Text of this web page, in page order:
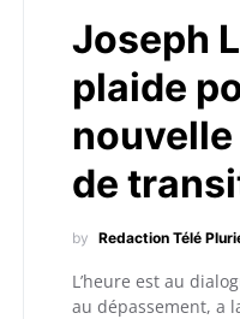
Joseph
plaide
de
by Redaction Télé
L’heure est au
au dépassement, a